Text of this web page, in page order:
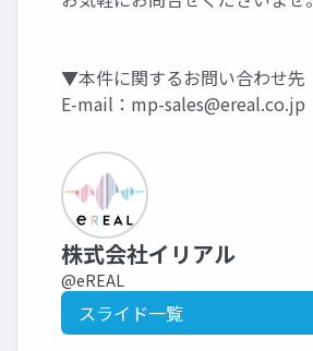
▼本件に関するお問い合わせ先
E-mail： mp-sales@ereal.co.jp
株式会社イリアル
@eREAL
スライド一覧